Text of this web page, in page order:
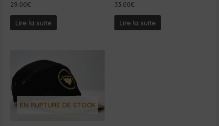
29.00€
Lire la suite
33.00€
Lire la suite
EN RUPTURE DE STOCK